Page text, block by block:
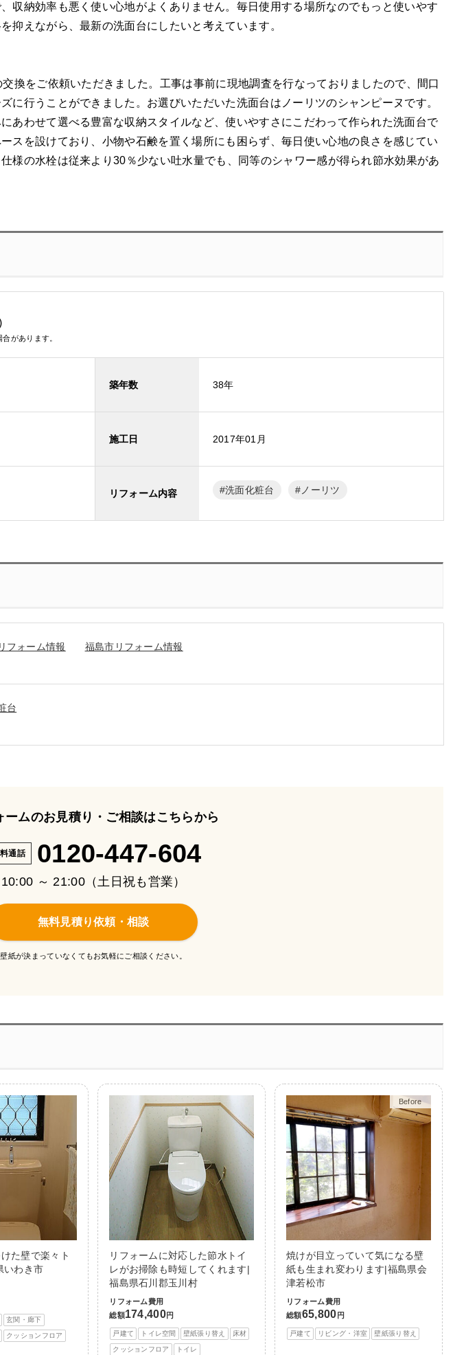
収納効率も悪く使い心地がよくありません。毎日使用する場所なのでもっと使いやす
抑えながら、最新の洗面台にしたいと考えています。
換をご依頼いただきました。工事は事前に現地調査を行なっておりましたので、間口
に行うことができました。お選びいただいた洗面台はノーリツのシャンピーヌです。
あわせて選べる豊富な収納スタイルなど、使いやすさにこだわって作られた洗面台で
スを設けており、小物や石鹸を置く場所にも困らず、毎日使い心地の良さを感じてい
様の水栓は従来より30％少ない吐水量でも、同等のシャワー感が得られ節水効果があ
があります。
築年数 38年
施工日 2017年01月
リフォーム内容 洗面化粧台 ノーリツ
フォーム情報 福島市リフォーム情報
台
ームのお見積り・ご相談はこちらから
通話 0120-447-604
10:00 ～ 21:00（土日祝も営業）
無料見積り依頼・相談
壁紙が決まっていなくてもお気軽にご相談ください。
た壁で楽々ト
いわき市
玄関・廊下
クッションフロア
リフォームに対応した節水トイ
レがお掃除も時短してくれます|
福島県石川郡玉川村
リフォーム費用
総額174,400円
戸建て トイレ空間 壁紙張り替え 床材
クッションフロア トイレ
Before
After
焼けが目立っていて気になる壁
紙も生まれ変わります|福島県会
津若松市
リフォーム費用
総額65,800 円
戸建て リビング・洋室 壁紙張り替え